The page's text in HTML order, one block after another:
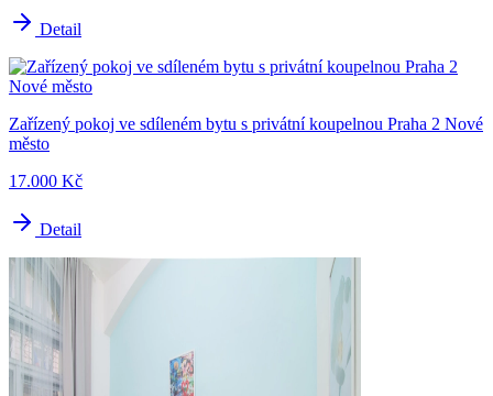
Detail
Zařízený pokoj ve sdíleném bytu s privátní koupelnou Praha 2 Nové
město
17.000 Kč
Detail